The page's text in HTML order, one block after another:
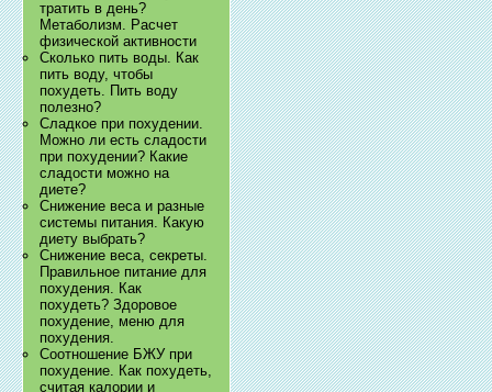
тратить в день?
Метаболизм. Расчет
физической активности
Сколько пить воды. Как
пить воду, чтобы
похудеть. Пить воду
полезно?
Сладкое при похудении.
Можно ли есть сладости
при похудении? Какие
сладости можно на
диете?
Снижение веса и разные
системы питания. Какую
диету выбрать?
Снижение веса, секреты.
Правильное питание для
похудения. Как
похудеть? Здоровое
похудение, меню для
похудения.
Соотношение БЖУ при
похудение. Как похудеть,
считая калории и